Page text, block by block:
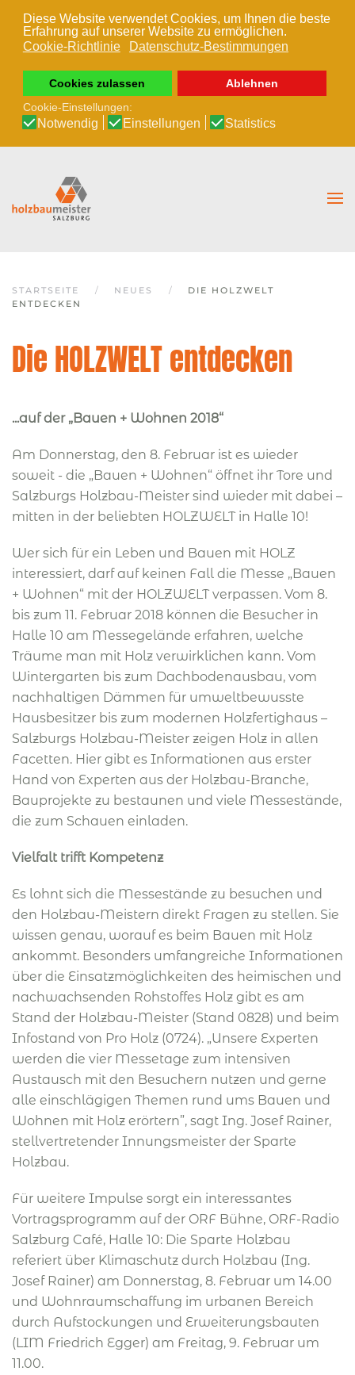
Diese Website verwendet Cookies, um Ihnen die beste
Erfahrung auf unserer Website zu ermöglichen.
Cookie-Richtlinie
Datenschutz-Bestimmungen
Cookies zulassen
Ablehnen
Cookie-Einstellungen:
Notwendig Einstellungen Statistics
Zum Hauptinhalt springen
STARTSEITE NEUES
DIE HOLZWELT
ENTDECKEN
Die HOLZWELT entdecken
...auf der „Bauen + Wohnen 2018“
Am Donnerstag, den 8. Februar ist es wieder
soweit - die „Bauen + Wohnen“ öffnet ihr Tore und
Salzburgs Holzbau-Meister sind wieder mit dabei –
mitten in der beliebten HOLZWELT in Halle 10!
Wer sich für ein Leben und Bauen mit HOLZ
interessiert, darf auf keinen Fall die Messe „Bauen
+ Wohnen“ mit der HOLZWELT verpassen. Vom 8.
bis zum 11. Februar 2018 können die Besucher in
Halle 10 am Messegelände erfahren, welche
Träume man mit Holz verwirklichen kann. Vom
Wintergarten bis zum Dachbodenausbau, vom
nachhaltigen Dämmen für umweltbewusste
Hausbesitzer bis zum modernen Holzfertighaus –
Salzburgs Holzbau-Meister zeigen Holz in allen
Facetten. Hier gibt es Informationen aus erster
Hand von Experten aus der Holzbau-Branche,
Bauprojekte zu bestaunen und viele Messestände,
die zum Schauen einladen.
Vielfalt trifft Kompetenz
Es lohnt sich die Messestände zu besuchen und
den Holzbau-Meistern direkt Fragen zu stellen. Sie
wissen genau, worauf es beim Bauen mit Holz
ankommt. Besonders umfangreiche Informationen
über die Einsatzmöglichkeiten des heimischen und
nachwachsenden Rohstoffes Holz gibt es am
Stand der Holzbau-Meister (Stand 0828) und beim
Infostand von Pro Holz (0724). „Unsere Experten
werden die vier Messetage zum intensiven
Austausch mit den Besuchern nutzen und gerne
alle einschlägigen Themen rund ums Bauen und
Wohnen mit Holz erörtern”, sagt Ing. Josef Rainer,
stellvertretender Innungsmeister der Sparte
Holzbau.
Für weitere Impulse sorgt ein interessantes
Vortragsprogramm auf der ORF Bühne, ORF-Radio
Salzburg Café, Halle 10: Die Sparte Holzbau
referiert über Klimaschutz durch Holzbau (Ing.
Josef Rainer) am Donnerstag, 8. Februar um 14.00
und Wohnraumschaffung im urbanen Bereich
durch Aufstockungen und Erweiterungsbauten
(LIM Friedrich Egger) am Freitag, 9. Februar um
11.00.